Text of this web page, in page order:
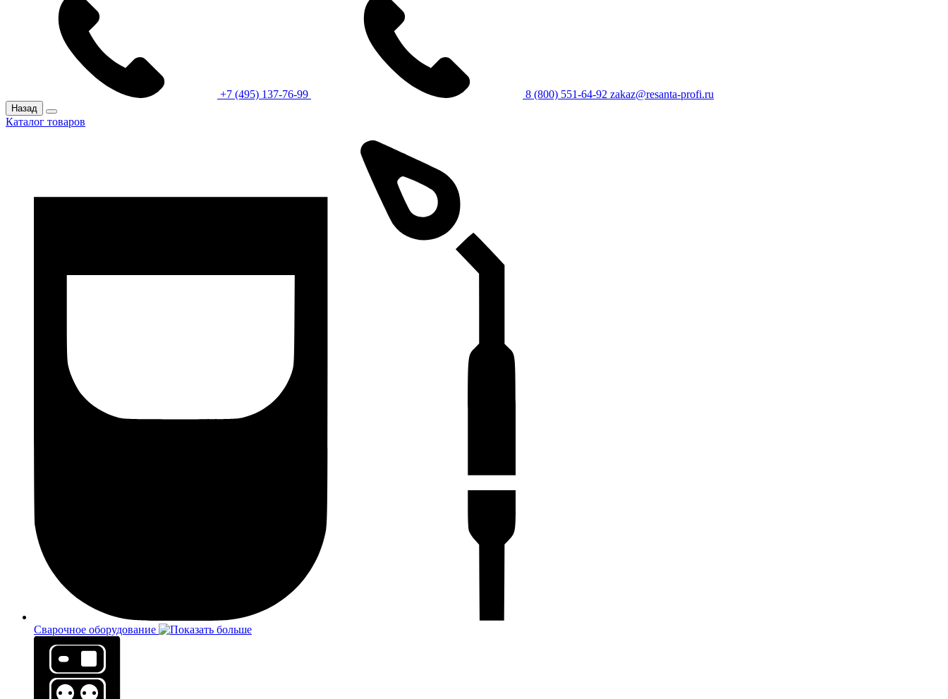
+7 (495) 137-76-99 8 (800) 551-64-92 zakaz@resanta-profi.ru
Назад
Каталог товаров
Сварочное оборудование